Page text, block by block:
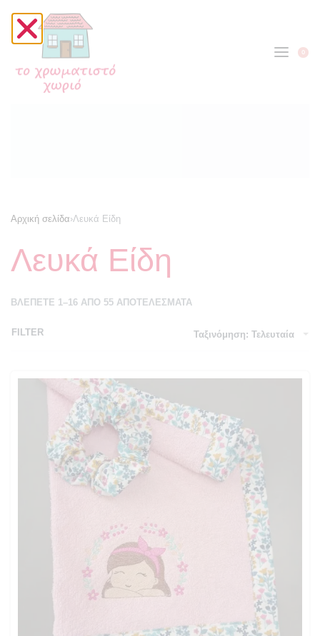
0
Αρχική σελίδα›Λευκά Είδη
Λευκά Είδη
ΒΛΈΠΕΤΕ 1–16 ΑΠΌ 55 ΑΠΟΤΕΛΈΣΜΑΤΑ
Ταξινόμηση: Τελευταία
FILTER